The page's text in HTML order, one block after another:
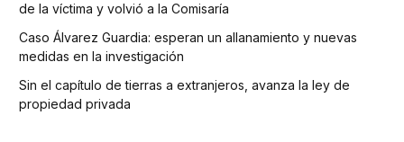
de la víctima y volvió a la Comisaría
Caso Álvarez Guardia: esperan un allanamiento y nuevas
medidas en la investigación
Sin el capítulo de tierras a extranjeros, avanza la ley de
propiedad privada